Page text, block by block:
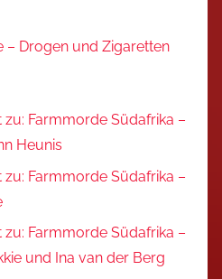
– Drogen und Zigaretten
Farmmorde Südafrika –
Heunis
Farmmorde Südafrika –
Farmmorde Südafrika –
und Ina van der Berg